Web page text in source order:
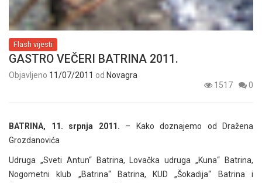
Flash vijesti
GASTRO VEČERI BATRINA 2011.
Objavljeno 11/07/2011 od Novagra
1517
0
BATRINA, 11. srpnja 2011. – Kako doznajemo od Dražena
Grozdanovića
Udruga „Sveti Antun“ Batrina, Lovačka udruga „Kuna“ Batrina,
Nogometni klub „Batrina“ Batrina, KUD „Šokadija“ Batrina i